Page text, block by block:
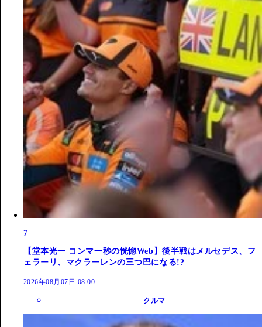
7
【堂本光一 コンマ一秒の恍惚Web】後半戦はメルセデス、フ
ェラーリ、マクラーレンの三つ巴になる!?
2026年08月07日 08:00
クルマ